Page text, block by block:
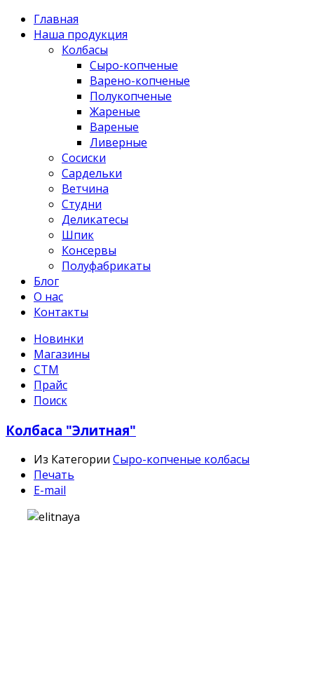
Главная
Наша продукция
Колбасы
Сыро-копченые
Варено-копченые
Полукопченые
Жареные
Вареные
Ливерные
Сосиски
Сардельки
Ветчина
Студни
Деликатесы
Шпик
Консервы
Полуфабрикаты
Блог
О нас
Контакты
Новинки
Магазины
СТМ
Прайс
Поиск
Колбаса "Элитная"
Из Категории Сыро-копченые колбасы
Печать
E-mail